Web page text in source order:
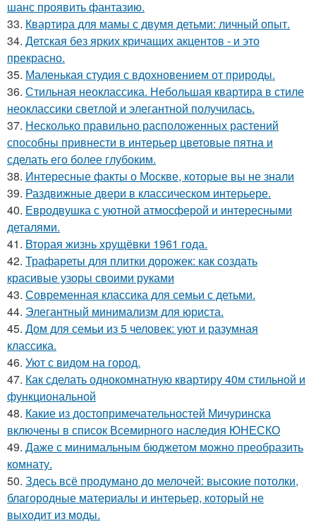
шанс проявить фантазию.
33. Квартира для мамы с двумя детьми: личный опыт.
34. Детская без ярких кричащих акцентов - и это
прекрасно.
35. Маленькая студия с вдохновением от природы.
36. Стильная неоклассика. Небольшая квартира в стиле
неоклассики светлой и элегантной получилась.
37. Несколько правильно расположенных растений
способны привнести в интерьер цветовые пятна и
сделать его более глубоким.
38. Интересные факты о Москве, которые вы не знали
39. Раздвижные двери в классическом интерьере.
40. Евродвушка с уютной атмосферой и интересными
деталями.
41. Вторая жизнь хрущёвки 1961 года.
42. Трафареты для плитки дорожек: как создать
красивые узоры своими руками
43. Современная классика для семьи с детьми.
44. Элегантный минимализм для юриста.
45. Дом для семьи из 5 человек: уют и разумная
классика.
46. Уют с видом на город.
47. Как сделать однокомнатную квартиру 40м стильной и
функциональной
48. Какие из достопримечательностей Мичуринска
включены в список Всемирного наследия ЮНЕСКО
49. Даже с минимальным бюджетом можно преобразить
комнату.
50. Здесь всё продумано до мелочей: высокие потолки,
благородные материалы и интерьер, который не
выходит из моды.